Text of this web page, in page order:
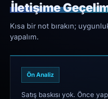
İletişime
Kısa bir not bırakın;
yapalım.
Ön Analiz
Satış baskısı yok. Önce